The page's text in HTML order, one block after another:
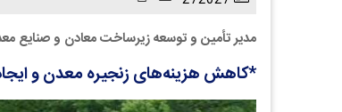
مدیر تأمین و توسعه زیرساخت معادن و صنایع
*کاهش هزینه‌های زنجیره معدن و